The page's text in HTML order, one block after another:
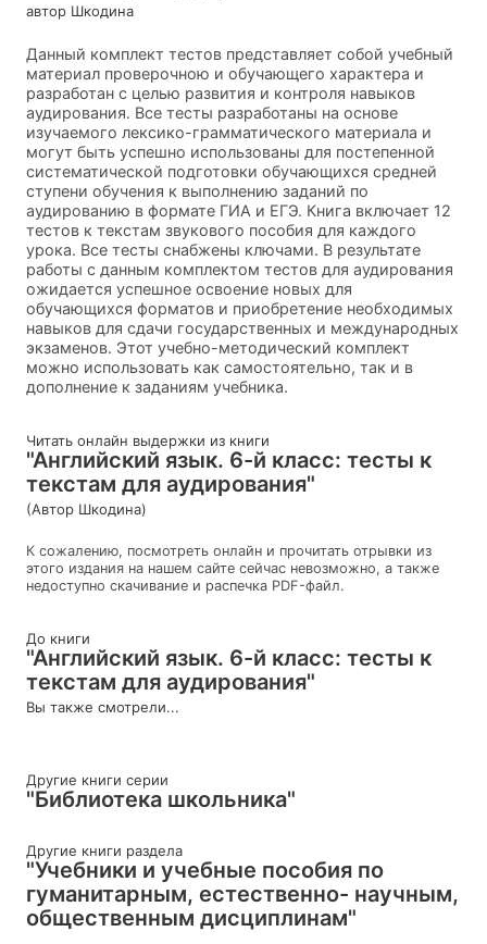
автор Шкодина
Данный комплект тестов представляет собой учебный
материал проверочною и обучающего характера и
разработан с целью развития и контроля навыков
аудирования. Все тесты разработаны на основе
изучаемого лексико-грамматического материала и
могут быть успешно использованы для постепенной
систематической подготовки обучающихся средней
ступени обучения к выполнению заданий по
аудированию в формате ГИА и ЕГЭ. Книга включает 12
тестов к текстам звукового пособия для каждого
урока. Все тесты снабжены ключами. В результате
работы с данным комплектом тестов для аудирования
ожидается успешное освоение новых для
обучающихся форматов и приобретение необходимых
навыков для сдачи государственных и международных
экзаменов. Этот учебно-методический комплект
можно использовать как самостоятельно, так и в
дополнение к заданиям учебника.
Читать онлайн выдержки из книги
"Английский язык. 6-й класс: тесты к
текстам для аудирования"
(Автор Шкодина)
К сожалению, посмотреть онлайн и прочитать отрывки из
этого издания на нашем сайте сейчас невозможно, а также
недоступно скачивание и распечка PDF-файл.
До книги
"Английский язык. 6-й класс: тесты к
текстам для аудирования"
Вы также смотрели...
Другие книги серии
"Библиотека школьника"
Другие книги раздела
"Учебники и учебные пособия по
гуманитарным, естественно- научным,
общественным дисциплинам"